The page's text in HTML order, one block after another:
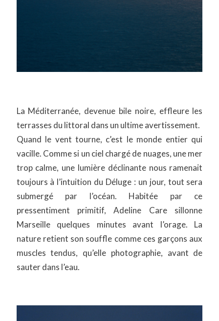
La Méditerranée, devenue bile noire, effleure les
terrasses du littoral dans un ultime avertissement.
Quand le vent tourne, c’est le monde entier qui
vacille. Comme si un ciel chargé de nuages, une mer
trop calme, une lumière déclinante nous ramenait
toujours à l’intuition du Déluge : un jour, tout sera
submergé par l’océan. Habitée par ce
pressentiment primitif, Adeline Care sillonne
Marseille quelques minutes avant l’orage. La
nature retient son souffle comme ces garçons aux
muscles tendus, qu’elle photographie, avant de
sauter dans l’eau.